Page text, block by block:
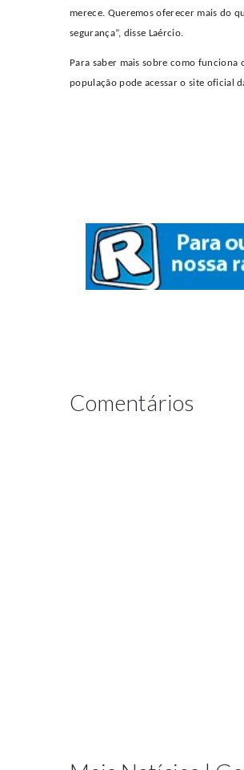
merece. Queremos oferecer mais do
segurança”, disse Laércio.
Para saber mais sobre como funciona
população pode acessar o site oficial
Comentários